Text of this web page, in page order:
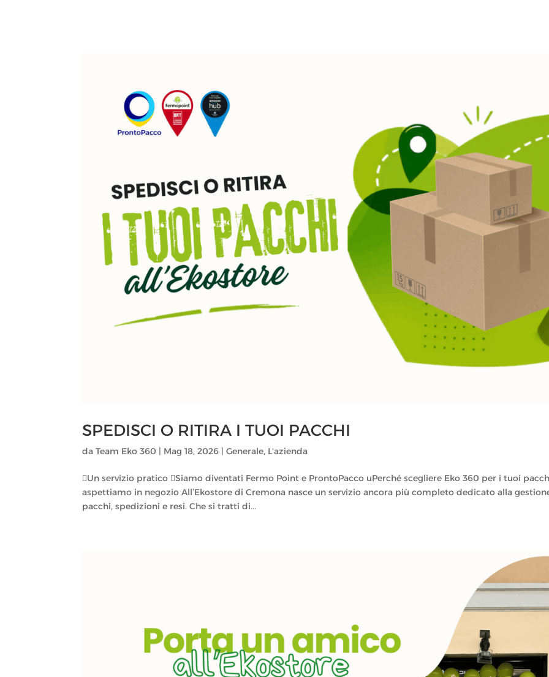
SPEDISCI O RITIRA I TUOI PACCHI
daTeam Eko 360 | Mag 18, 2026 |Generale, L'azienda
Un servizio pratico Siamo diventati Fermo Point e ProntoPacco uPerché scegliere Eko 360 per i tuoi
aspettiamo in negozio All’Ekostore di Cremona nasce un servizio ancora più completo dedicato alla
pacchi, spedizioni e resi. Che si tratti di...